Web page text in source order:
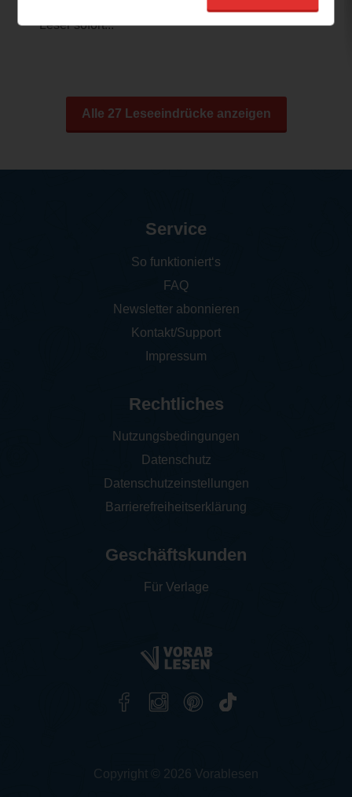
mitten im Geschehen einsetzt und man als
Leser sofort...
Alle 27 Leseeindrücke anzeigen
Service
So funktioniert‘s
FAQ
Newsletter abonnieren
Kontakt/Support
Impressum
Rechtliches
Nutzungsbedingungen
Datenschutz
Datenschutzeinstellungen
Barrierefreiheitserklärung
Geschäftskunden
Für Verlage
Copyright © 2026 Vorablesen